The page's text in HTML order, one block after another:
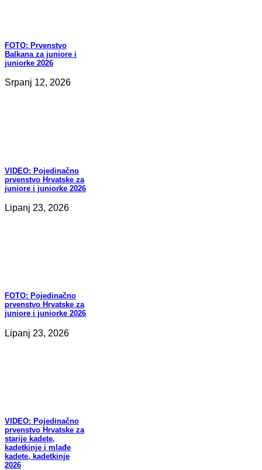
FOTO: Prvenstvo
Balkana za juniore i
juniorke 2026
Srpanj 12, 2026
VIDEO: Pojedinačno
prvenstvo Hrvatske za
juniore i juniorke 2026
Lipanj 23, 2026
FOTO: Pojedinačno
prvenstvo Hrvatske za
juniore i juniorke 2026
Lipanj 23, 2026
VIDEO: Pojedinačno
prvenstvo Hrvatske za
starije kadete,
kadetkinje i mlađe
kadete, kadetkinje
2026